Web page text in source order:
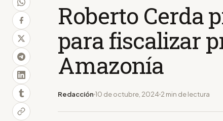
Roberto Cerda
para fiscalizar
Amazonía
Redacción 10 de octubre, 2024 2 min de lectura